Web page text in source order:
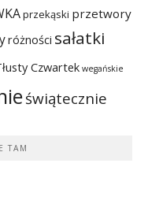
przekąski przetwory
różności sałatki
Czwartek wegańskie
świątecznie
TAM